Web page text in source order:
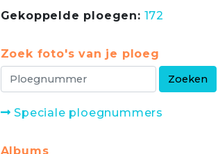
Gekoppelde ploegen: 172
Zoek foto's van je ploeg
Speciale ploegnummers
Albums